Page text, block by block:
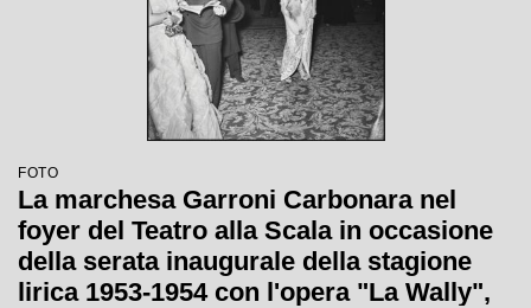
FOTO
La marchesa Garroni Carbonara nel
foyer del Teatro alla Scala in occasione
della serata inaugurale della stagione
lirica 1953-1954 con l'opera "La Wally",